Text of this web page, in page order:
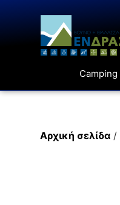
Camping
Αρχική σελίδα /